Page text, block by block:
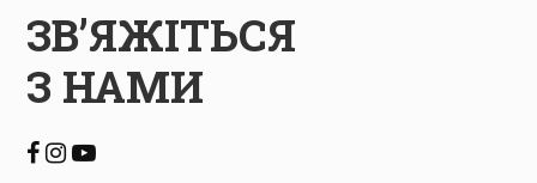
ЗВ’ЯЖІТЬСЯ
З НАМИ